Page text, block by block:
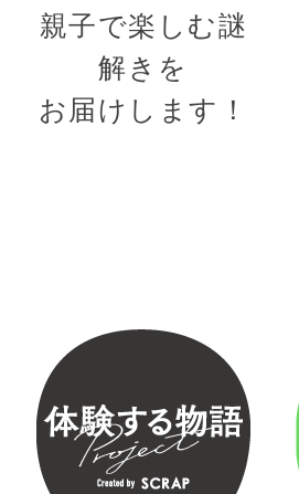
親子で楽しむ謎
解きを
お届けします！